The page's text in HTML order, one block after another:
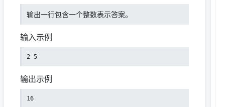
输出一行包含一个整数表示答案。
输入示例
2 5
输出示例
16